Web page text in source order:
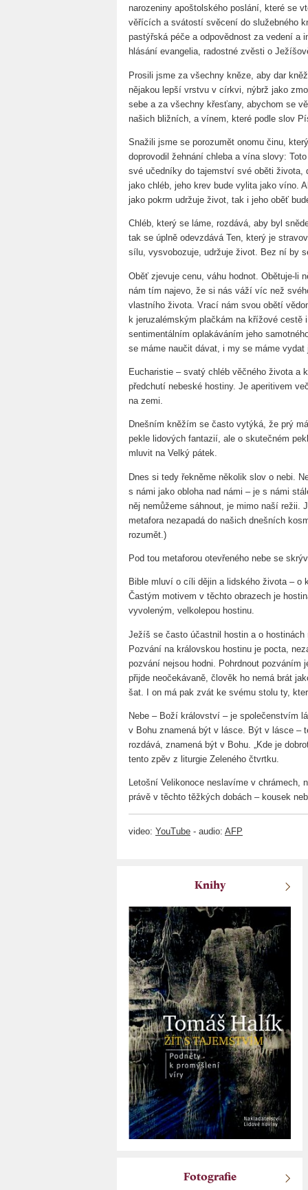
narozeniny apoštolského poslání, které se
věřících a svátostí svěcení do služebného
pastýřská péče a odpovědnost za vedení a
hlásání evangelia, radostné zvěsti o
Prosili jsme za všechny kněze, aby dar
nějakou lepší vrstvu v církvi, nýbrž jako
sebe a za všechny křesťany, abychom se
našich bližních, a vínem, které podle slov
Snažili jsme se porozumět onomu činu,
doprovodil žehnání chleba a vína slovy:
své učedníky do tajemství své oběti života,
jako chléb, jeho krev bude vylita jako víno.
jako pokrm udržuje život, tak i jeho oběť
Chléb, který se láme, rozdává, aby byl
tak se úplně odevzdává Ten, který je
sílu, vysvobozuje, udržuje život. Bez ní by
Oběť zjevuje cenu, váhu hodnot. Obětuje-li
nám tím najevo, že si nás váží víc než
vlastního života. Vrací nám svou obětí
k jeruzalémským plačkám na křížové cestě
sentimentálním oplakáváním jeho
se máme naučit dávat, i my se máme
Eucharistie – svatý chléb věčného života a
předchutí nebeské hostiny. Je aperitivem
na zemi.
Dnešním kněžím se často vytýká, že prý
pekle lidových fantazií, ale o skutečném
mluvit na Velký pátek.
Dnes si tedy řekněme několik slov o nebi.
s námi jako obloha nad námi – je s námi
něj nemůžeme sáhnout, je mimo naší režii.
metafora nezapadá do našich dnešních
rozumět.)
Pod tou metaforou otevřeného nebe se
Bible mluví o cíli dějin a lidského života – o
Častým motivem v těchto obrazech je
vyvoleným, velkolepou hostinu.
Ježíš se často účastnil hostin a o
Pozvání na královskou hostinu je pocta,
pozvání nejsou hodni. Pohrdnout
přijde neočekávaně, člověk ho nemá brát
šat. I on má pak zvát ke svému stolu ty,
Nebe – Boží království – je společenstvím
v Bohu znamená být v lásce. Být v lásce –
rozdává, znamená být v Bohu. „Kde je
tento zpěv z liturgie Zeleného čtvrtku.
Letošní Velikonoce neslavíme v chrámech,
právě v těchto těžkých dobách – kousek
video: YouTube - audio: AFP
Knihy
Fotografie